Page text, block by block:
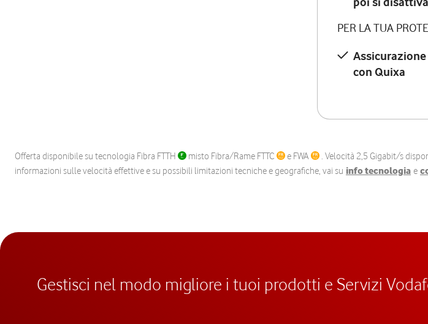
PER LA TUA
Assicurazione
con Quixa
Offerta disponibile su tecnologia Fibra FTTH misto Fibra/Rame FTTC e FWA . Velocità 2,5 Gigabit/s
informazioni sulle velocità effettive e su possibili limitazioni tecniche e geografiche, vai su info tecnologia e
Gestisci nel modo migliore i tuoi prodotti e Servizi